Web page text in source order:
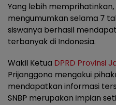
Yang lebih memprihatinkan,
mengumumkan selama 7
siswanya berhasil
terbanyak di Indonesia.
Wakil Ketua DPRD Provinsi
Prijanggono mengakui
mendapatkan informasi
SNBP merupakan impian